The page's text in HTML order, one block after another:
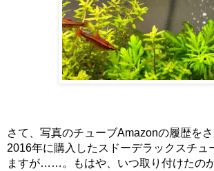
さて、写真のチューブAmazonの履歴をさ
2016年に購入したスドーデラックスチュ
ますが……。もはや、いつ取り付けたの